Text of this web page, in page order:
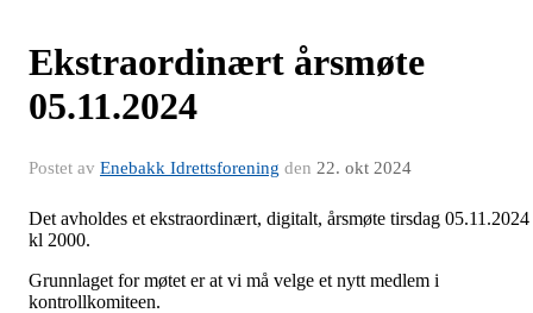
Ekstraordinært årsmøte
05.11.2024
Postet av Enebakk Idrettsforening den 22. okt 2024
Det avholdes et ekstraordinært, digitalt, årsmøte tirsdag 05.11.2024
kl 2000.
Grunnlaget for møtet er at vi må velge et nytt medlem i
kontrollkomiteen.